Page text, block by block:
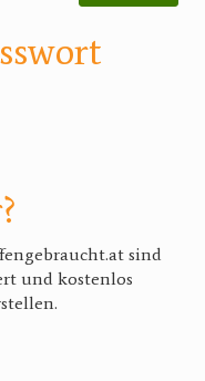
sind
und kostenlos